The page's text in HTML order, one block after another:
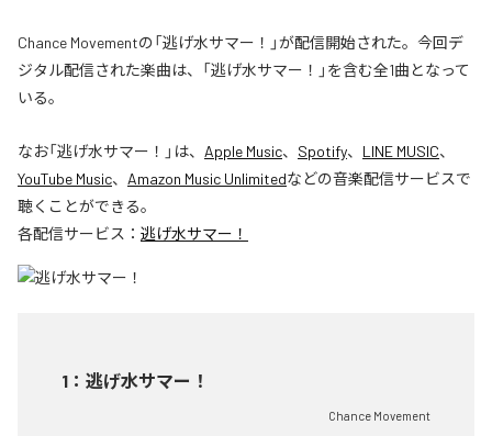
Chance Movementの「逃げ水サマー！」が配信開始された。今回デ
ジタル配信された楽曲は、「逃げ水サマー！」を含む全1曲となって
いる。
なお「逃げ水サマー！ 」は、 Apple Music、 Spotify、 LINE MUSIC、
YouTube Music、 Amazon Music Unlimitedなどの音楽配信サービスで
聴くことができる。
各配信サービス： 逃げ水サマー！
1 ： 逃げ水サマー！
Chance Movement